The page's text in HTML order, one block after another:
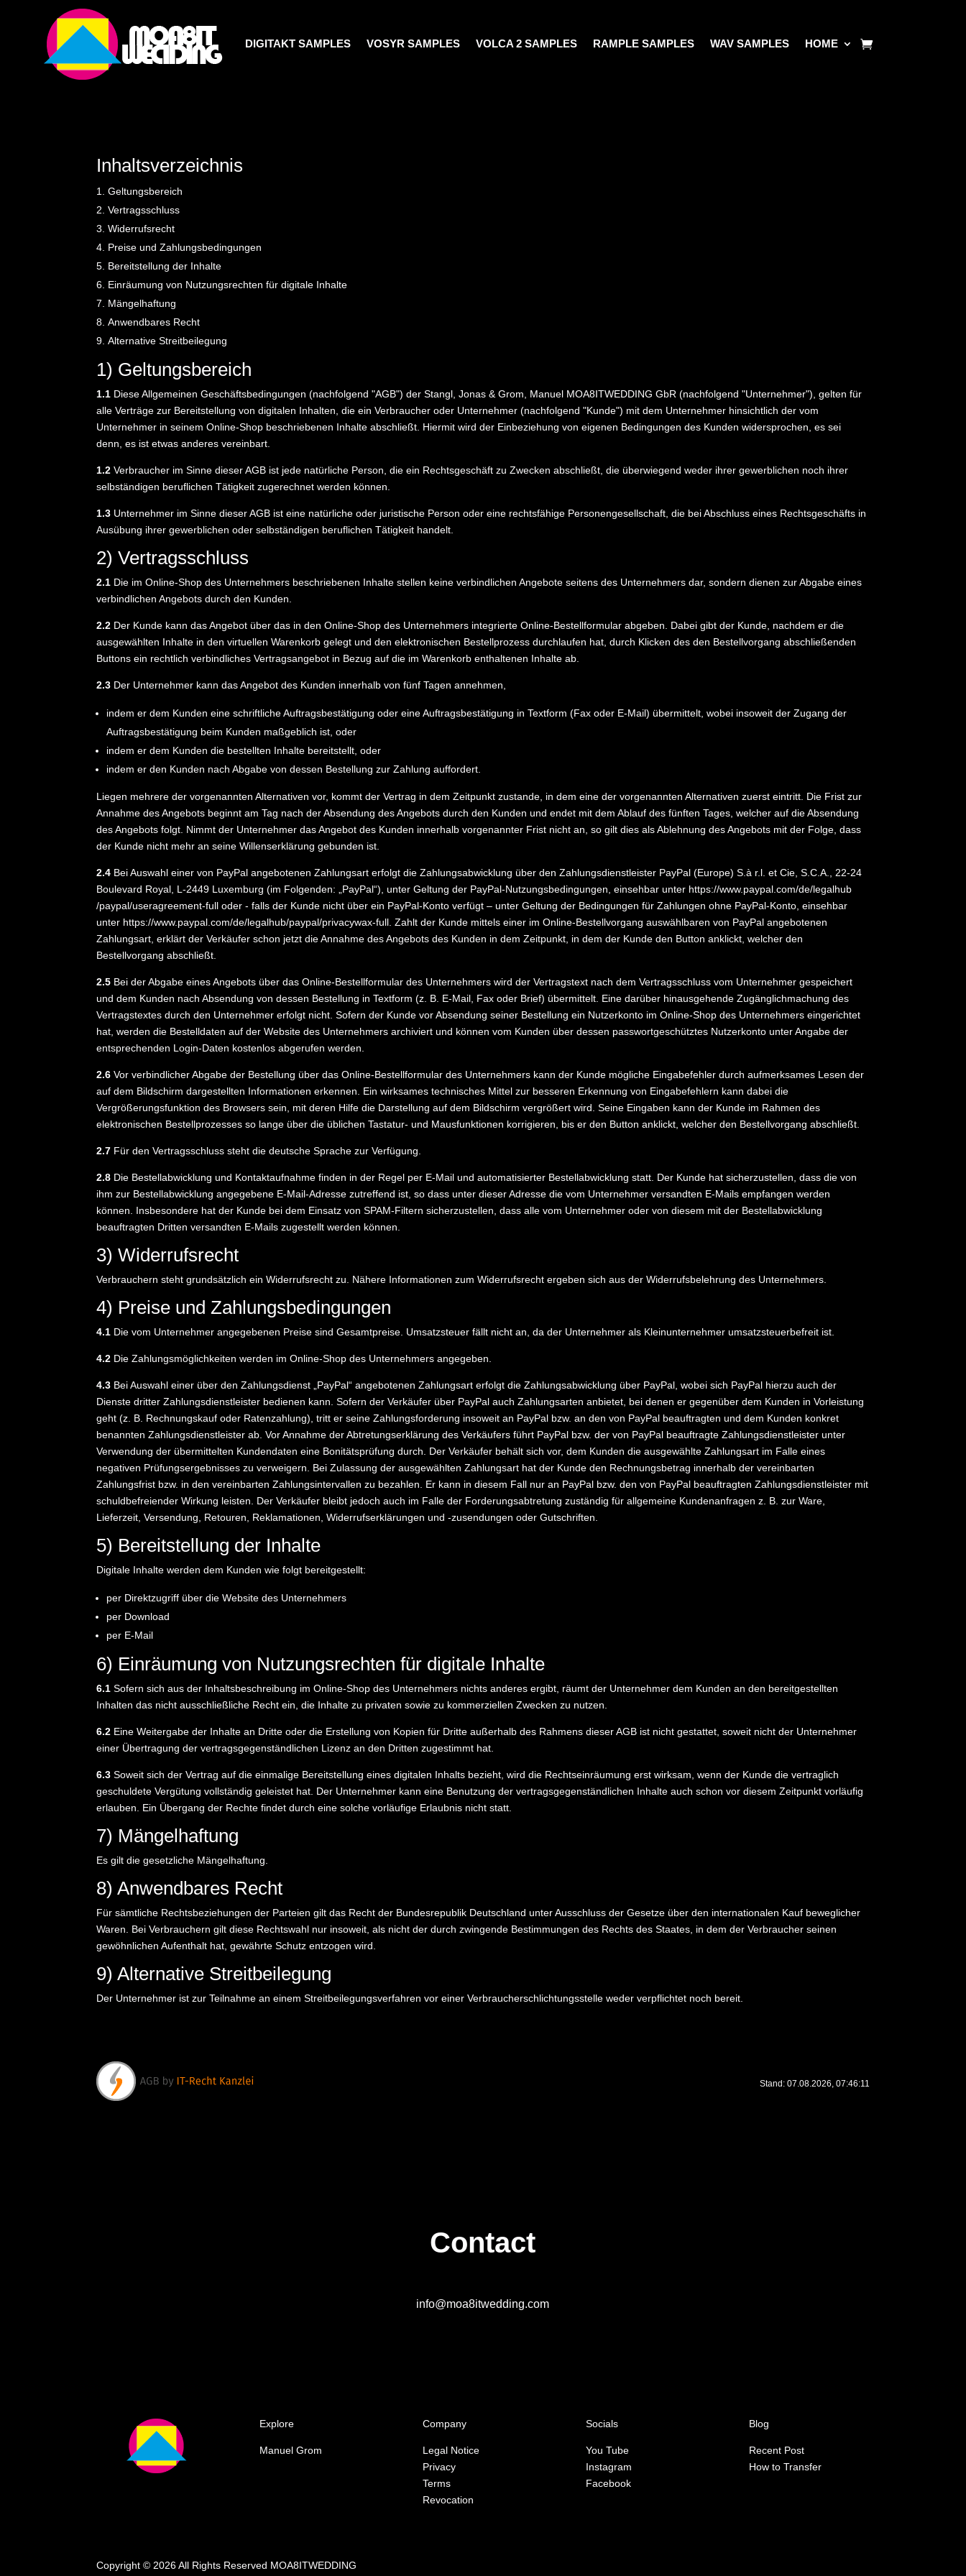
DIGITAKT SAMPLES VOSYR SAMPLES VOLCA 2 SAMPLES RAMPLE SAMPLES WAV SAMPLES HOME
Inhaltsverzeichnis
Geltungsbereich
Vertragsschluss
Widerrufsrecht
Preise und Zahlungsbedingungen
Bereitstellung der Inhalte
Einräumung von Nutzungsrechten für digitale Inhalte
Mängelhaftung
Anwendbares Recht
Alternative Streitbeilegung
1) Geltungsbereich
1.1 Diese Allgemeinen Geschäftsbedingungen (nachfolgend "AGB") der Stangl, Jonas & Grom, Manuel MOA8ITWEDDING GbR (nachfolgend "Unternehmer"), gelten für
alle Verträge zur Bereitstellung von digitalen Inhalten, die ein Verbraucher oder Unternehmer (nachfolgend "Kunde") mit dem Unternehmer hinsichtlich der vom
Unternehmer in seinem Online-Shop beschriebenen Inhalte abschließt. Hiermit wird der Einbeziehung von eigenen Bedingungen des Kunden widersprochen, es sei
denn, es ist etwas anderes vereinbart.
1.2 Verbraucher im Sinne dieser AGB ist jede natürliche Person, die ein Rechtsgeschäft zu Zwecken abschließt, die überwiegend weder ihrer gewerblichen noch ihrer
selbständigen beruflichen Tätigkeit zugerechnet werden können.
1.3 Unternehmer im Sinne dieser AGB ist eine natürliche oder juristische Person oder eine rechtsfähige Personengesellschaft, die bei Abschluss eines Rechtsgeschäfts in
Ausübung ihrer gewerblichen oder selbständigen beruflichen Tätigkeit handelt.
2) Vertragsschluss
2.1 Die im Online-Shop des Unternehmers beschriebenen Inhalte stellen keine verbindlichen Angebote seitens des Unternehmers dar, sondern dienen zur Abgabe eines
verbindlichen Angebots durch den Kunden.
2.2 Der Kunde kann das Angebot über das in den Online-Shop des Unternehmers integrierte Online-Bestellformular abgeben. Dabei gibt der Kunde, nachdem er die
ausgewählten Inhalte in den virtuellen Warenkorb gelegt und den elektronischen Bestellprozess durchlaufen hat, durch Klicken des den Bestellvorgang abschließenden
Buttons ein rechtlich verbindliches Vertragsangebot in Bezug auf die im Warenkorb enthaltenen Inhalte ab.
2.3 Der Unternehmer kann das Angebot des Kunden innerhalb von fünf Tagen annehmen,
indem er dem Kunden eine schriftliche Auftragsbestätigung oder eine Auftragsbestätigung in Textform (Fax oder E-Mail) übermittelt, wobei insoweit der Zugang der
Auftragsbestätigung beim Kunden maßgeblich ist, oder
indem er dem Kunden die bestellten Inhalte bereitstellt, oder
indem er den Kunden nach Abgabe von dessen Bestellung zur Zahlung auffordert.
Liegen mehrere der vorgenannten Alternativen vor, kommt der Vertrag in dem Zeitpunkt zustande, in dem eine der vorgenannten Alternativen zuerst eintritt. Die Frist zur
Annahme des Angebots beginnt am Tag nach der Absendung des Angebots durch den Kunden und endet mit dem Ablauf des fünften Tages, welcher auf die Absendung
des Angebots folgt. Nimmt der Unternehmer das Angebot des Kunden innerhalb vorgenannter Frist nicht an, so gilt dies als Ablehnung des Angebots mit der Folge, dass
der Kunde nicht mehr an seine Willenserklärung gebunden ist.
2.4 Bei Auswahl einer von PayPal angebotenen Zahlungsart erfolgt die Zahlungsabwicklung über den Zahlungsdienstleister PayPal (Europe) S.à r.l. et Cie, S.C.A., 22-24
Boulevard Royal, L-2449 Luxemburg (im Folgenden: „PayPal“), unter Geltung der PayPal-Nutzungsbedingungen, einsehbar unter https://www.paypal.com/de/legalhub
/paypal/useragreement-full oder - falls der Kunde nicht über ein PayPal-Konto verfügt – unter Geltung der Bedingungen für Zahlungen ohne PayPal-Konto, einsehbar
unter https://www.paypal.com/de/legalhub/paypal/privacywax-full . Zahlt der Kunde mittels einer im Online-Bestellvorgang auswählbaren von PayPal angebotenen
Zahlungsart, erklärt der Verkäufer schon jetzt die Annahme des Angebots des Kunden in dem Zeitpunkt, in dem der Kunde den Button anklickt, welcher den
Bestellvorgang abschließt.
2.5 Bei der Abgabe eines Angebots über das Online-Bestellformular des Unternehmers wird der Vertragstext nach dem Vertragsschluss vom Unternehmer gespeichert
und dem Kunden nach Absendung von dessen Bestellung in Textform (z. B. E-Mail, Fax oder Brief) übermittelt. Eine darüber hinausgehende Zugänglichmachung des
Vertragstextes durch den Unternehmer erfolgt nicht. Sofern der Kunde vor Absendung seiner Bestellung ein Nutzerkonto im Online-Shop des Unternehmers eingerichtet
hat, werden die Bestelldaten auf der Website des Unternehmers archiviert und können vom Kunden über dessen passwortgeschütztes Nutzerkonto unter Angabe der
entsprechenden Login-Daten kostenlos abgerufen werden.
2.6 Vor verbindlicher Abgabe der Bestellung über das Online-Bestellformular des Unternehmers kann der Kunde mögliche Eingabefehler durch aufmerksames Lesen der
auf dem Bildschirm dargestellten Informationen erkennen. Ein wirksames technisches Mittel zur besseren Erkennung von Eingabefehlern kann dabei die
Vergrößerungsfunktion des Browsers sein, mit deren Hilfe die Darstellung auf dem Bildschirm vergrößert wird. Seine Eingaben kann der Kunde im Rahmen des
elektronischen Bestellprozesses so lange über die üblichen Tastatur- und Mausfunktionen korrigieren, bis er den Button anklickt, welcher den Bestellvorgang abschließt.
2.7 Für den Vertragsschluss steht die deutsche Sprache zur Verfügung.
2.8 Die Bestellabwicklung und Kontaktaufnahme finden in der Regel per E-Mail und automatisierter Bestellabwicklung statt. Der Kunde hat sicherzustellen, dass die von
ihm zur Bestellabwicklung angegebene E-Mail-Adresse zutreffend ist, so dass unter dieser Adresse die vom Unternehmer versandten E-Mails empfangen werden
können. Insbesondere hat der Kunde bei dem Einsatz von SPAM-Filtern sicherzustellen, dass alle vom Unternehmer oder von diesem mit der Bestellabwicklung
beauftragten Dritten versandten E-Mails zugestellt werden können.
3) Widerrufsrecht
Verbrauchern steht grundsätzlich ein Widerrufsrecht zu. Nähere Informationen zum Widerrufsrecht ergeben sich aus der Widerrufsbelehrung des Unternehmers.
4) Preise und Zahlungsbedingungen
4.1 Die vom Unternehmer angegebenen Preise sind Gesamtpreise. Umsatzsteuer fällt nicht an, da der Unternehmer als Kleinunternehmer umsatzsteuerbefreit ist.
4.2 Die Zahlungsmöglichkeiten werden im Online-Shop des Unternehmers angegeben.
4.3 Bei Auswahl einer über den Zahlungsdienst „PayPal“ angebotenen Zahlungsart erfolgt die Zahlungsabwicklung über PayPal, wobei sich PayPal hierzu auch der
Dienste dritter Zahlungsdienstleister bedienen kann. Sofern der Verkäufer über PayPal auch Zahlungsarten anbietet, bei denen er gegenüber dem Kunden in Vorleistung
geht (z. B. Rechnungskauf oder Ratenzahlung), tritt er seine Zahlungsforderung insoweit an PayPal bzw. an den von PayPal beauftragten und dem Kunden konkret
benannten Zahlungsdienstleister ab. Vor Annahme der Abtretungserklärung des Verkäufers führt PayPal bzw. der von PayPal beauftragte Zahlungsdienstleister unter
Verwendung der übermittelten Kundendaten eine Bonitätsprüfung durch. Der Verkäufer behält sich vor, dem Kunden die ausgewählte Zahlungsart im Falle eines
negativen Prüfungsergebnisses zu verweigern. Bei Zulassung der ausgewählten Zahlungsart hat der Kunde den Rechnungsbetrag innerhalb der vereinbarten
Zahlungsfrist bzw. in den vereinbarten Zahlungsintervallen zu bezahlen. Er kann in diesem Fall nur an PayPal bzw. den von PayPal beauftragten Zahlungsdienstleister mit
schuldbefreiender Wirkung leisten. Der Verkäufer bleibt jedoch auch im Falle der Forderungsabtretung zuständig für allgemeine Kundenanfragen z. B. zur Ware,
Lieferzeit, Versendung, Retouren, Reklamationen, Widerrufserklärungen und -zusendungen oder Gutschriften.
5) Bereitstellung der Inhalte
Digitale Inhalte werden dem Kunden wie folgt bereitgestellt:
per Direktzugriff über die Website des Unternehmers
per Download
per E-Mail
6) Einräumung von Nutzungsrechten für digitale Inhalte
6.1 Sofern sich aus der Inhaltsbeschreibung im Online-Shop des Unternehmers nichts anderes ergibt, räumt der Unternehmer dem Kunden an den bereitgestellten
Inhalten das nicht ausschließliche Recht ein, die Inhalte zu privaten sowie zu kommerziellen Zwecken zu nutzen.
6.2 Eine Weitergabe der Inhalte an Dritte oder die Erstellung von Kopien für Dritte außerhalb des Rahmens dieser AGB ist nicht gestattet, soweit nicht der Unternehmer
einer Übertragung der vertragsgegenständlichen Lizenz an den Dritten zugestimmt hat.
6.3 Soweit sich der Vertrag auf die einmalige Bereitstellung eines digitalen Inhalts bezieht, wird die Rechtseinräumung erst wirksam, wenn der Kunde die vertraglich
geschuldete Vergütung vollständig geleistet hat. Der Unternehmer kann eine Benutzung der vertragsgegenständlichen Inhalte auch schon vor diesem Zeitpunkt vorläufig
erlauben. Ein Übergang der Rechte findet durch eine solche vorläufige Erlaubnis nicht statt.
7) Mängelhaftung
Es gilt die gesetzliche Mängelhaftung.
8) Anwendbares Recht
Für sämtliche Rechtsbeziehungen der Parteien gilt das Recht der Bundesrepublik Deutschland unter Ausschluss der Gesetze über den internationalen Kauf beweglicher
Waren. Bei Verbrauchern gilt diese Rechtswahl nur insoweit, als nicht der durch zwingende Bestimmungen des Rechts des Staates, in dem der Verbraucher seinen
gewöhnlichen Aufenthalt hat, gewährte Schutz entzogen wird.
9) Alternative Streitbeilegung
Der Unternehmer ist zur Teilnahme an einem Streitbeilegungsverfahren vor einer Verbraucherschlichtungsstelle weder verpflichtet noch bereit.
Stand: 07.08.2026, 07:46:11
Contact
info@moa8itwedding.com
Explore
Manuel Grom
Company
Legal Notice
Privacy
Terms
Revocation
Socials
You Tube
Instagram
Facebook
Blog
Recent Post
How to Transfer
Copyright © 2026 All Rights Reserved MOA8ITWEDDING